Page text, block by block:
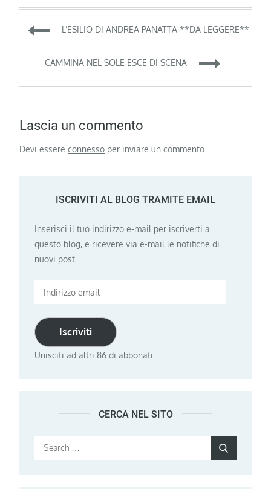
Navigazione
articoli
L’ESILIO DI ANDREA PANATTA **DA LEGGERE**
CAMMINA NEL SOLE ESCE DI SCENA
Lascia un commento
Devi essereconnesso per inviare un commento.
ISCRIVITI AL BLOG TRAMITE EMAIL
Inserisci il tuo indirizzo e-mail per iscriverti a
questo blog, e ricevere via e-mail le notifiche di
nuovi post.
Indirizzo
Iscriviti
Unisciti ad altri 86 di abbonati
CERCA NEL SITO
Search